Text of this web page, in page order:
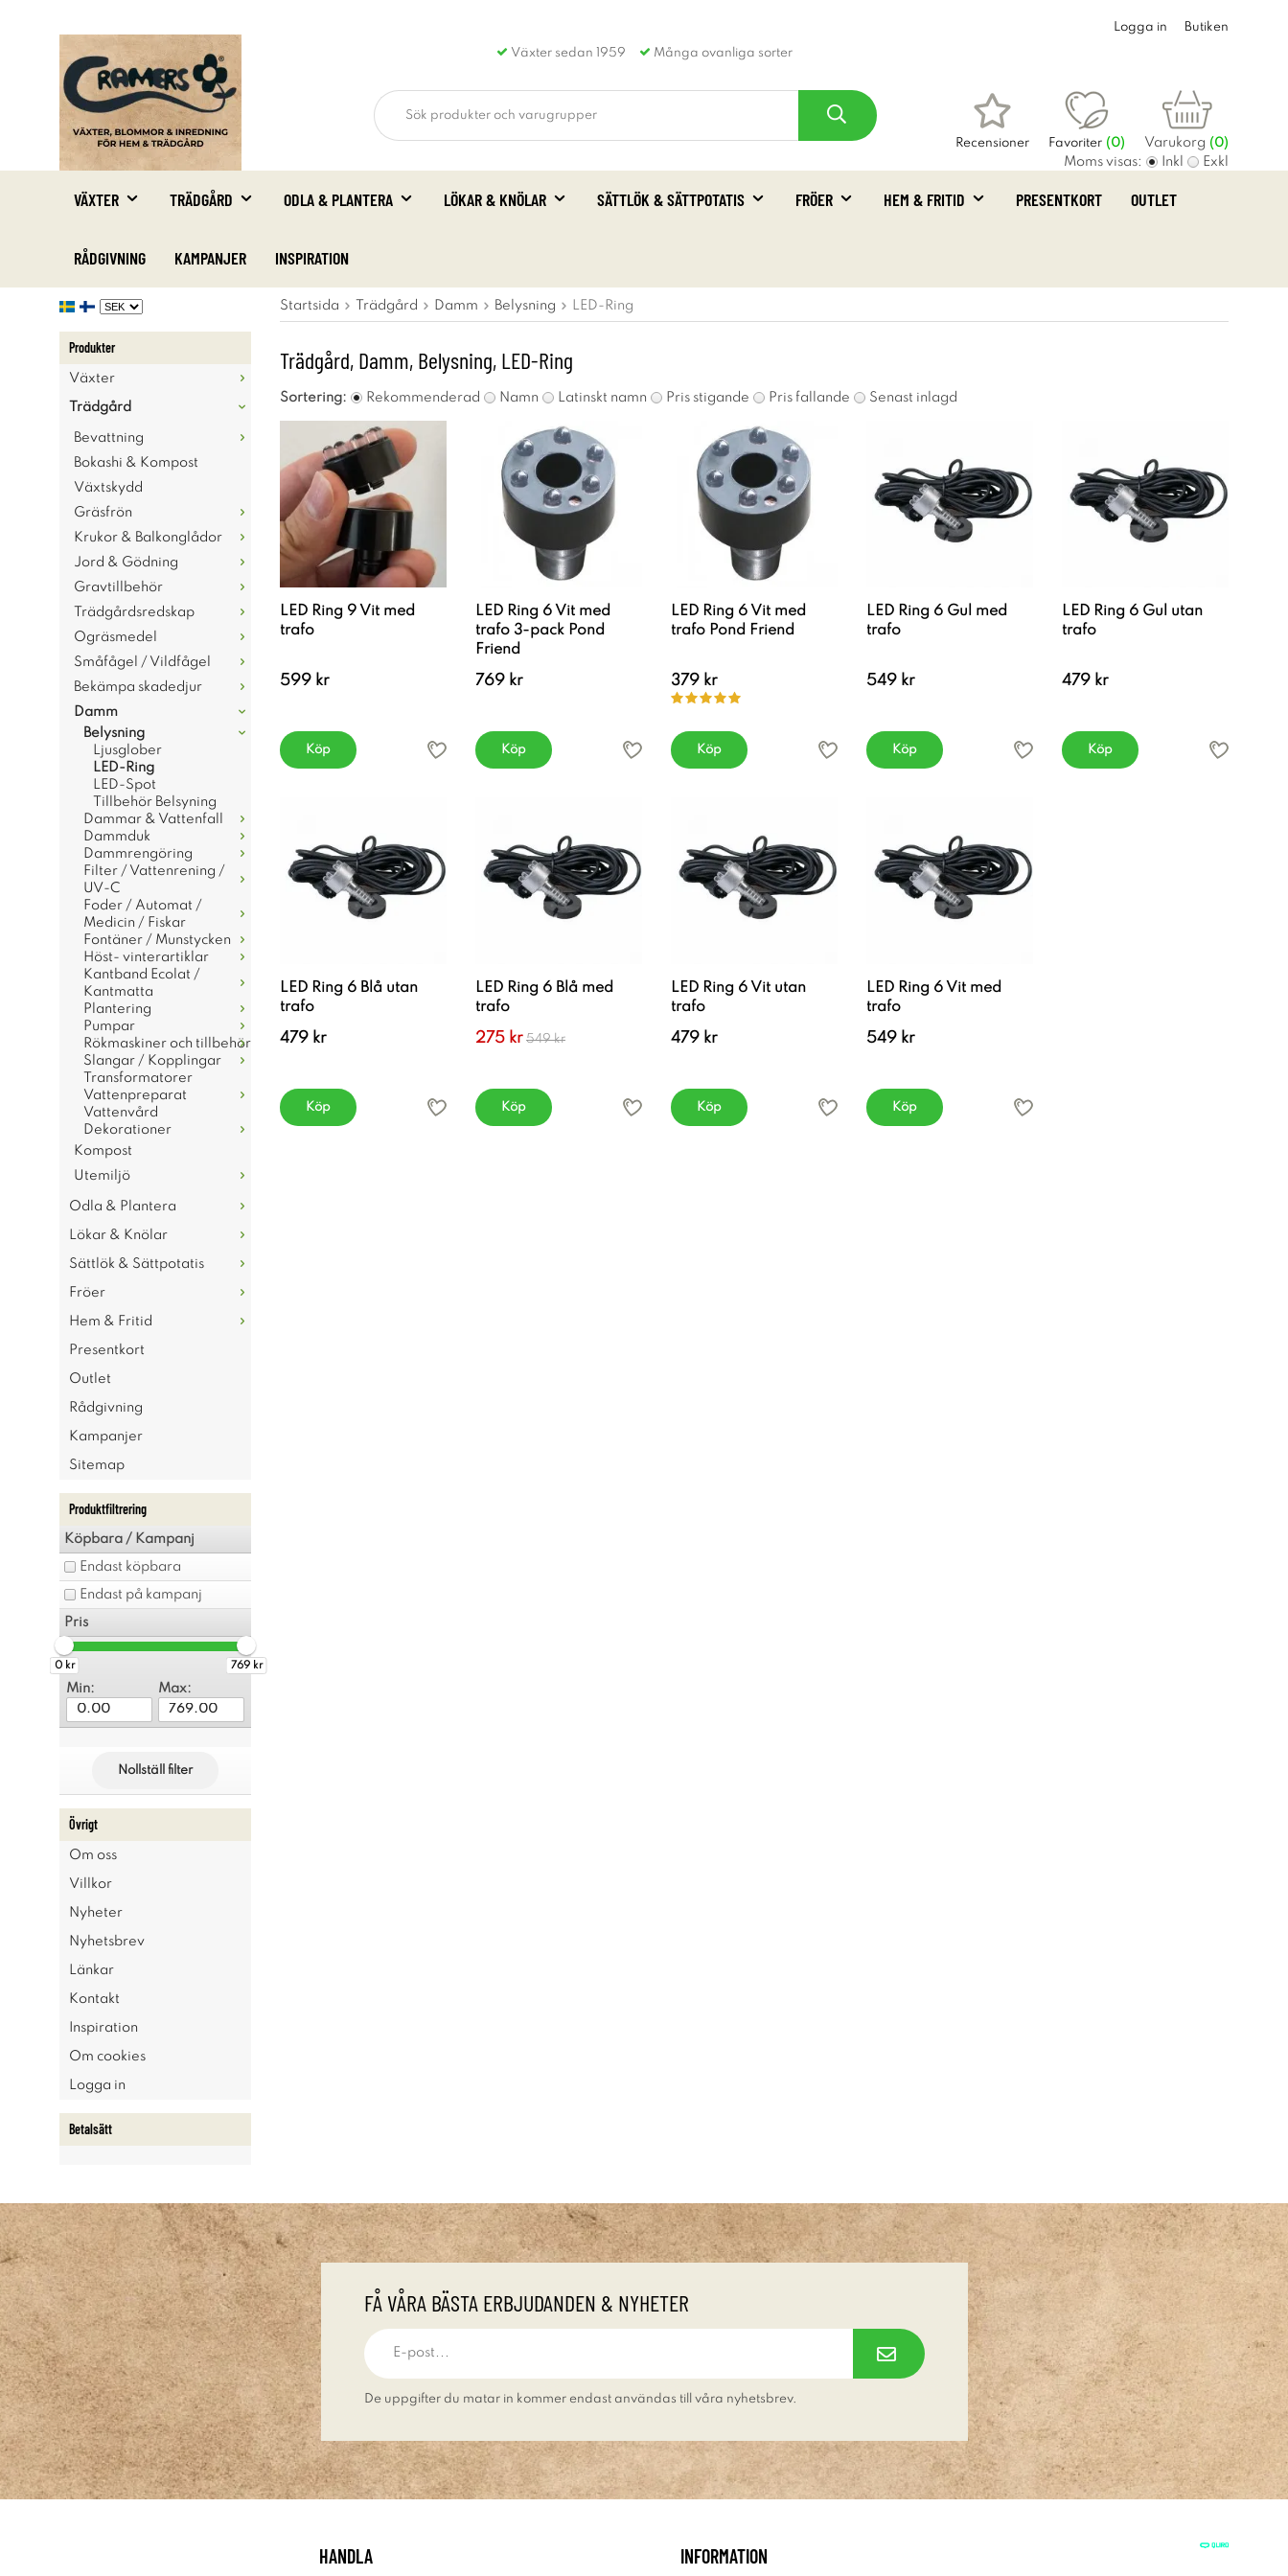
Växter sedan 1959 Många ovanliga sorter
Logga in Butiken
Recensioner Favoriter (0) Varukorg (0)
Moms visas: Inkl Exkl
VÄXTER TRÄDGÅRD ODLA & PLANTERA LÖKAR & KNÖLAR SÄTTLÖK & SÄTTPOTATIS FRÖER HEM & FRITID PRESENTKORT OUTLET
RÅDGIVNING KAMPANJER INSPIRATION
Produkter
Växter
Trädgård
Bevattning
Bokashi & Kompost
Växtskydd
Gräsfrön
Krukor & Balkonglådor
Jord & Gödning
Gravtillbehör
Trädgårdsredskap
Ogräsmedel
Småfågel / Vildfågel
Bekämpa skadedjur
Damm
Belysning
Ljusglober
LED-Ring
LED-Spot
Tillbehör Belsyning
Dammar & Vattenfall
Dammduk
Dammrengöring
Filter / Vattenrening /
UV-C
Foder / Automat /
Medicin / Fiskar
Fontäner / Munstycken
Höst- vinterartiklar
Kantband Ecolat /
Kantmatta
Plantering
Pumpar
Rökmaskiner och tillbehör
Slangar / Kopplingar
Transformatorer
Vattenpreparat
Vattenvård
Dekorationer
Kompost
Utemiljö
Odla & Plantera
Lökar & Knölar
Sättlök & Sättpotatis
Fröer
Hem & Fritid
Presentkort
Outlet
Rådgivning
Kampanjer
Sitemap
Produktfiltrering
Köpbara / Kampanj
Endast köpbara
Endast på kampanj
Pris
0 kr 769 kr
Min: Max:
Nollställ filter
Övrigt
Om oss
Villkor
Nyheter
Nyhetsbrev
Länkar
Kontakt
Inspiration
Om cookies
Logga in
Betalsätt
Startsida Trädgård Damm Belysning LED-Ring
Trädgård, Damm, Belysning, LED-Ring
Sortering: Rekommenderad Namn Latinskt namn Pris stigande Pris fallande Senast inlagd
LED Ring 9 Vit med
trafo
599 kr
Köp
LED Ring 6 Vit med
trafo 3-pack Pond
Friend
769 kr
Köp
LED Ring 6 Vit med
trafo Pond Friend
379 kr
Köp
LED Ring 6 Gul med
trafo
549 kr
Köp
LED Ring 6 Gul utan
trafo
479 kr
Köp
LED Ring 6 Blå utan
trafo
479 kr
Köp
LED Ring 6 Blå med
trafo
275 kr 549 kr
Köp
LED Ring 6 Vit utan
trafo
479 kr
Köp
LED Ring 6 Vit med
trafo
549 kr
Köp
FÅ VÅRA BÄSTA ERBJUDANDEN & NYHETER
De uppgifter du matar in kommer endast användas till våra nyhetsbrev.
HANDLA INFORMATION